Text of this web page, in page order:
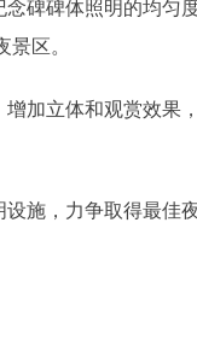
碑碑体照明的均匀
区。
加立体和观赏效果
施，力争取得最佳